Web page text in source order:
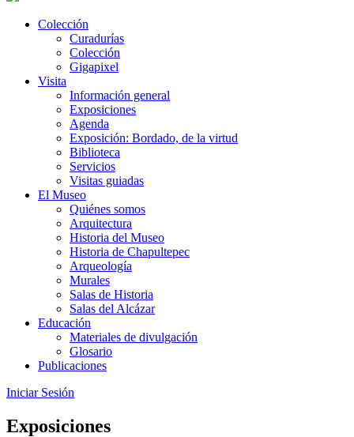
Colección
Curadurías
Colección
Gigapixel
Visita
Información general
Exposiciones
Agenda
Exposición: Bordado, de la virtud
Biblioteca
Servicios
Visitas guiadas
El Museo
Quiénes somos
Arquitectura
Historia del Museo
Historia de Chapultepec
Arqueología
Murales
Salas de Historia
Salas del Alcázar
Educación
Materiales de divulgación
Glosario
Publicaciones
Iniciar Sesión
Exposiciones